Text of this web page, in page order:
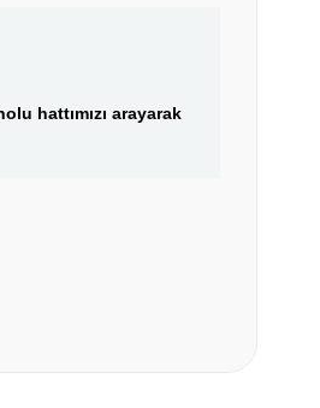
hattımızı arayarak